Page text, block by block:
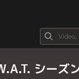
シーズ